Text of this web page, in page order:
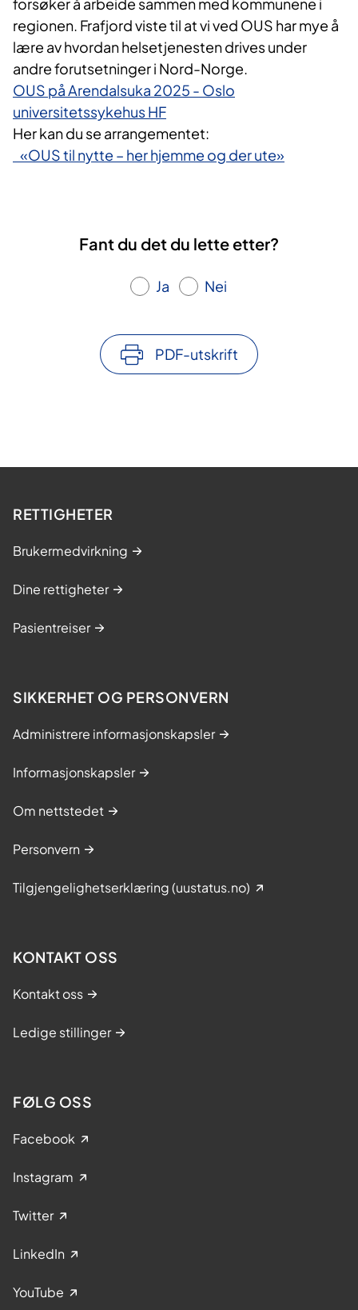
forsøker å arbeide sammen med kommunene i
regionen. Frafjord viste til at vi ved OUS har mye å
lære av hvordan helsetjenesten drives under
andre forutsetninger i Nord-Norge.
OUS på Arendalsuka 2025 - Oslo
universitetssykehus HF
Her kan du se arrangementet:
«OUS til nytte – her hjemme og der ute»
Fant du det du lette etter?
Ja Nei
PDF-utskrift
RETTIGHETER
Brukermedvirkning
Dine rettigheter
Pasientreiser
SIKKERHET OG PERSONVERN
Administrere informasjonskapsler
Informasjonskapsler
Om nettstedet
Personvern
Tilgjengelighetserklæring (uustatus.no)
KONTAKT OSS
Kontakt oss
Ledige stillinger
FØLG OSS
Facebook
Instagram
Twitter
LinkedIn
YouTube